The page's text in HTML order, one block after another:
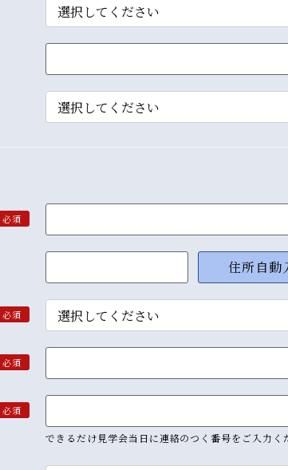
必須
住所自動
必須
必須
必須
できるだけ見学会当日に連絡のつく番号をご入力く